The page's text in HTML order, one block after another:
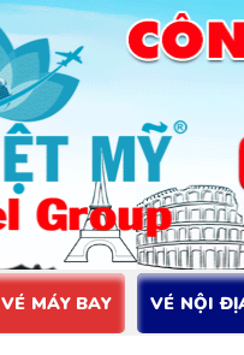
VÉ MÁY BAY VÉ NỘI